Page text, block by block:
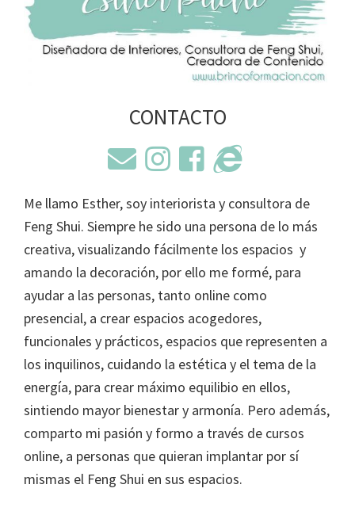
CONTACTO
Me llamo Esther, soy interiorista y consultora de
Feng Shui. Siempre he sido una persona de lo más
creativa, visualizando fácilmente los espacios y
amando la decoración, por ello me formé, para
ayudar a las personas, tanto online como
presencial, a crear espacios acogedores,
funcionales y prácticos, espacios que representen a
los inquilinos, cuidando la estética y el tema de la
energía, para crear máximo equilibio en ellos,
sintiendo mayor bienestar y armonía. Pero además,
comparto mi pasión y formo a través de cursos
online, a personas que quieran implantar por sí
mismas el Feng Shui en sus espacios.